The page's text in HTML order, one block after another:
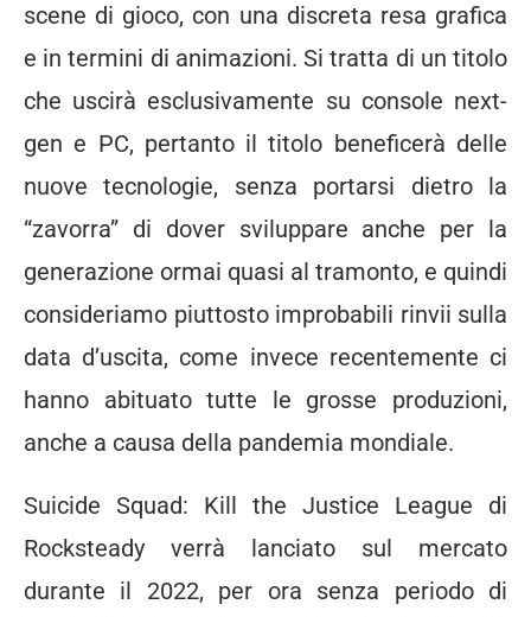
scene di gioco, con una discreta resa grafica
e in termini di animazioni. Si tratta di un titolo
che uscirà esclusivamente su console next-
gen e PC, pertanto il titolo beneficerà delle
nuove tecnologie, senza portarsi dietro la
“zavorra” di dover sviluppare anche per la
generazione ormai quasi al tramonto, e quindi
consideriamo piuttosto improbabili rinvii sulla
data d’uscita, come invece recentemente ci
hanno abituato tutte le grosse produzioni,
anche a causa della pandemia mondiale.
Suicide Squad: Kill the Justice League di
Rocksteady verrà lanciato sul mercato
durante il 2022, per ora senza periodo di